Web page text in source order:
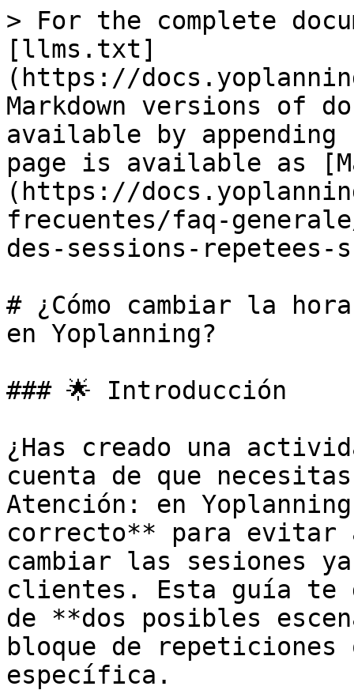
> For the complete
[llms.txt]
(https://
Markdown versions of
available by
page is available as
(https://
frecuentes/faq-
des-sessions-repetees-
# ¿Cómo cambiar la
en Yoplanning?
### 🌟 Introducción
¿Has creado una
cuenta de que
Atención: en
correcto** para
cambiar las sesiones
clientes. Esta guía te
de **dos posibles
bloque de repeticiones
específica.